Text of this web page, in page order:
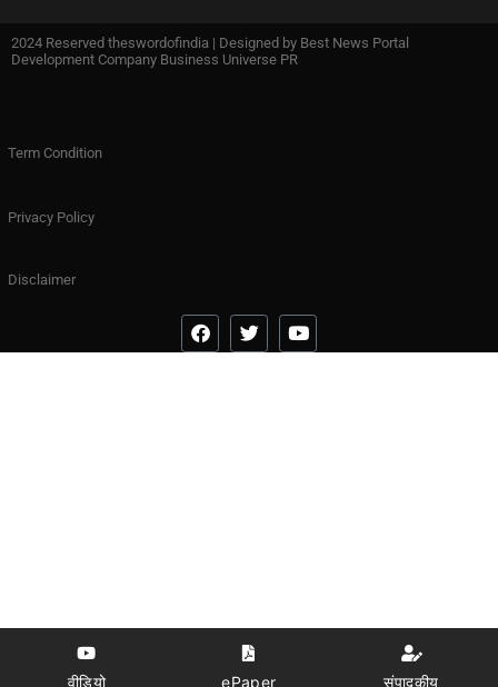
2024 Reserved theswordofindia | Designed by Best News Portal
Development Company Business Universe PR
Term Condition
Privacy Policy
Disclaimer
वीडियो ePaper संपादकीय